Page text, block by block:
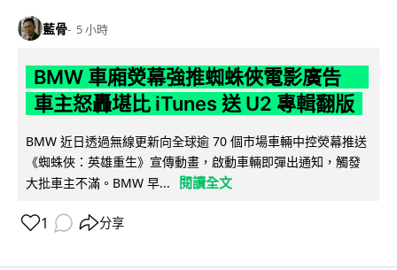
藍骨 5 小時
BMW 車廂熒幕強推蜘蛛俠電影廣告
車主怒轟堪比 iTunes 送 U2 專輯翻版
BMW 近日透過無線更新向全球逾 70 個市場車輛中控熒幕推送
《蜘蛛俠：英雄重生》宣傳動畫，啟動車輛即彈出通知，觸發
大批車主不滿。BMW 早...
閱讀全文
1 分享